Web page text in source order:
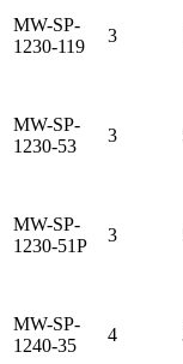
MW-SP-
1230-119
3
MW-SP-
1230-53
3
MW-SP-
1230-51P
3
MW-SP-
1240-35
4